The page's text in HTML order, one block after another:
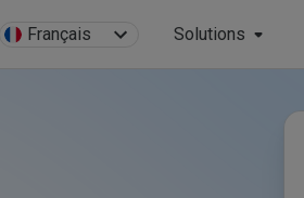
Français Solutions